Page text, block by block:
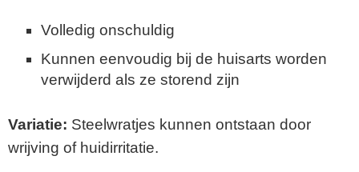
Volledig onschuldig
Kunnen eenvoudig bij de huisarts worden
verwijderd als ze storend zijn
Variatie: Steelwratjes kunnen ontstaan door
wrijving of huidirritatie.